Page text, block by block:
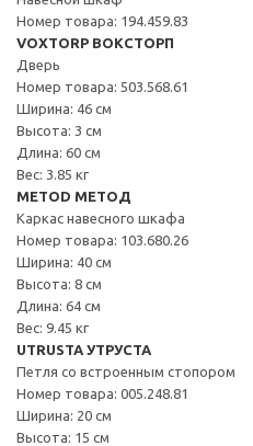
Номер товара: 194.459.83
VOXTORP ВОКСТОРП
Дверь
Номер товара: 503.568.61
Ширина: 46 см
Высота: 3 см
Длина: 60 см
Вес: 3.85 кг
METOD МЕТОД
Каркас навесного шкафа
Номер товара: 103.680.26
Ширина: 40 см
Высота: 8 см
Длина: 64 см
Вес: 9.45 кг
UTRUSTA УТРУСТА
Петля со встроенным стопором
Номер товара: 005.248.81
Ширина: 20 см
Высота: 15 см